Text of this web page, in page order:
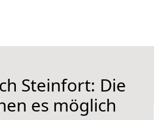
Steinfort: Die
es möglich